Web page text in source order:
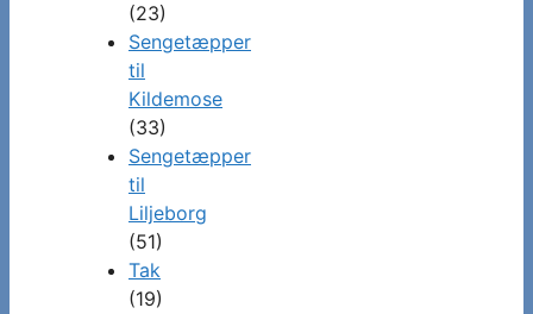
(23)
Sengetæpper
til
Kildemose
(33)
Sengetæpper
til
Liljeborg
(51)
Tak
(19)